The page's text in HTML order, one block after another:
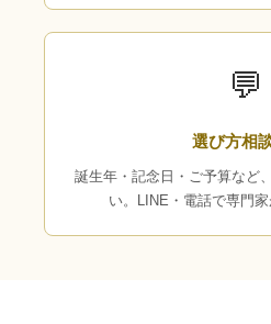
💬
選び方相
誕生年・記念日・ご予算など
い。LINE・電話で専門家